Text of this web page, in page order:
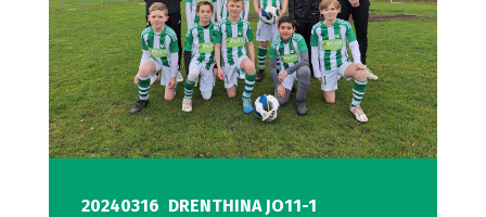
20240316 DRENTHINA JO11-1